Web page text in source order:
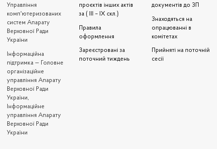
Управління
комп'ютеризованих
систем Апарату
Верховної Ради
України
Iнформаційна
підтримка — Головне
організаційне
управління Апарату
Верховної Ради
України,
Інформаційне
управління Апарату
Верховної Ради
України
проєктів інших актів
за ( III – IX скл.)
Правила
оформлення
Зареєстровані за
поточний тиждень
документів до ЗП
Знаходяться на
опрацюванні в
комітетах
Прийняті на поточній
сесії